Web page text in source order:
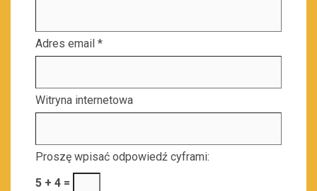
Adres email *
Witryna internetowa
Proszę wpisać odpowiedź cyframi:
5 + 4 =